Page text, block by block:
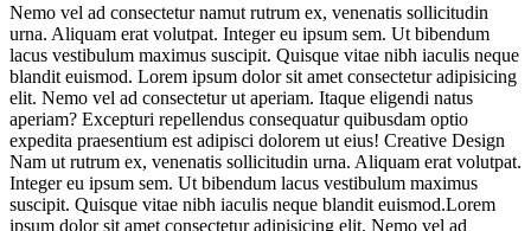
Nemo vel ad consectetur namut rutrum ex, venenatis sollicitudin
urna. Aliquam erat volutpat. Integer eu ipsum sem. Ut bibendum
lacus vestibulum maximus suscipit. Quisque vitae nibh iaculis neque
blandit euismod. Lorem ipsum dolor sit amet consectetur adipisicing
elit. Nemo vel ad consectetur ut aperiam. Itaque eligendi natus
aperiam? Excepturi repellendus consequatur quibusdam optio
expedita praesentium est adipisci dolorem ut eius! Creative Design
Nam ut rutrum ex, venenatis sollicitudin urna. Aliquam erat volutpat.
Integer eu ipsum sem. Ut bibendum lacus vestibulum maximus
suscipit. Quisque vitae nibh iaculis neque blandit euismod.Lorem
ipsum dolor sit amet consectetur adipisicing elit. Nemo vel ad